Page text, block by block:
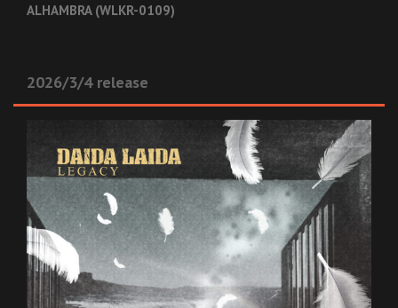
ALHAMBRA (WLKR-0109)
2026/3/4 release